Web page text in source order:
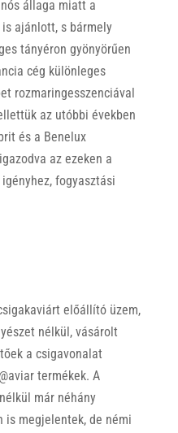
állaga miatt a
ajánlott, s bármely
tányéron gyönyörűen
cég különleges
rozmaringesszenciával
az utóbbi években
és a Benelux
az ezeken a
fogyasztási
előállító üzem,
nélkül, vásárolt
a csigavonalat
termékek. A
már néhány
megjelentek, de némi